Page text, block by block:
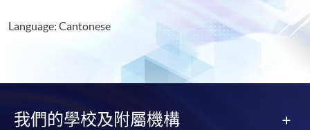
Language: Cantonese
我們的學校及附屬機構